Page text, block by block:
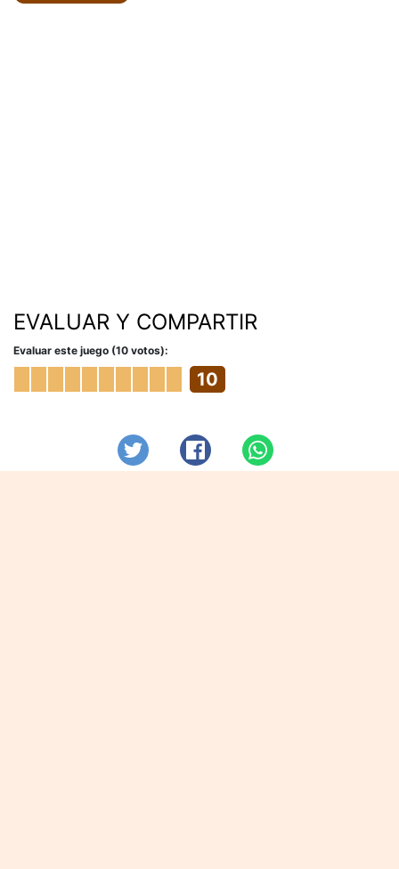
EVALUAR Y COMPARTIR
Evaluar este juego (10 votos):
10